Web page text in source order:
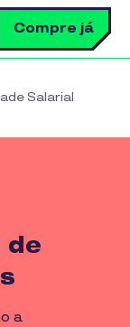
Compre já
Salarial
de
a